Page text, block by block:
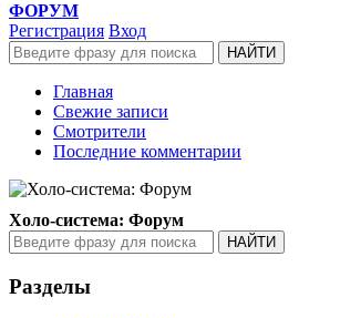
ФОРУМ
Регистрация Вход
Главная
Свежие записи
Смотрители
Последние комментарии
Холо-система: Форум
Разделы